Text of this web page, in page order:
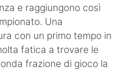
e raggiungono così
Una
con un primo tempo in
fatica a trovare le
frazione di gioco la